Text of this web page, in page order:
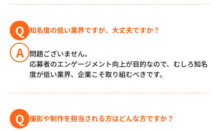
Q 知名度の低い業界ですが、大丈夫ですか？
A
問題ございません。
応募者のエンゲージメント向上が目的なので、むしろ知名
度が低い業界、企業こそ取り組むべきです。
Q 撮影や制作を担当される方はどんな方ですか？